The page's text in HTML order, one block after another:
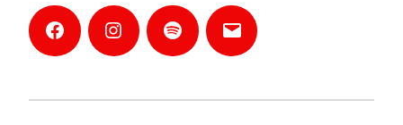
FacebookInstagramMannheim-
E-